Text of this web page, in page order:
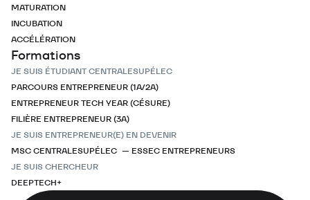
MATURATION
INCUBATION
ACCÉLÉRATION
Formations
JE SUIS ÉTUDIANT CENTRALESUPÉLEC
PARCOURS ENTREPRENEUR (1A/2A)
ENTREPRENEUR TECH YEAR (CÉSURE)
FILIÈRE ENTREPRENEUR (3A)
JE SUIS ENTREPRENEUR(E) EN DEVENIR
MSC CENTRALESUPÉLEC — ESSEC ENTREPRENEURS
JE SUIS CHERCHEUR
DEEPTECH+